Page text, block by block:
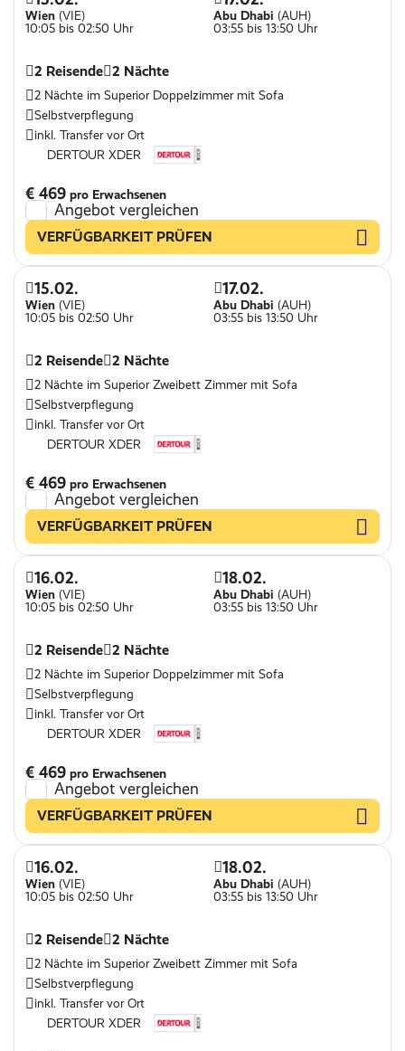
Wien (VIE)
10:05 bis 02:50 Uhr
Abu Dhabi (AUH)
03:55 bis 13:50 Uhr
2 Reisende 2 Nächte
2 Nächte im Superior Doppelzimmer mit Sofa
Selbstverpflegung
inkl. Transfer vor Ort
DERTOUR XDER
€ 469 pro Erwachsenen
Angebot vergleichen
VERFÜGBARKEIT PRÜFEN
15.02.
Wien (VIE)
10:05 bis 02:50 Uhr
17.02.
Abu Dhabi (AUH)
03:55 bis 13:50 Uhr
2 Reisende 2 Nächte
2 Nächte im Superior Zweibett Zimmer mit Sofa
Selbstverpflegung
inkl. Transfer vor Ort
DERTOUR XDER
€ 469 pro Erwachsenen
Angebot vergleichen
VERFÜGBARKEIT PRÜFEN
16.02.
Wien (VIE)
10:05 bis 02:50 Uhr
18.02.
Abu Dhabi (AUH)
03:55 bis 13:50 Uhr
2 Reisende 2 Nächte
2 Nächte im Superior Doppelzimmer mit Sofa
Selbstverpflegung
inkl. Transfer vor Ort
DERTOUR XDER
€ 469 pro Erwachsenen
Angebot vergleichen
VERFÜGBARKEIT PRÜFEN
16.02.
Wien (VIE)
10:05 bis 02:50 Uhr
18.02.
Abu Dhabi (AUH)
03:55 bis 13:50 Uhr
2 Reisende 2 Nächte
2 Nächte im Superior Zweibett Zimmer mit Sofa
Selbstverpflegung
inkl. Transfer vor Ort
DERTOUR XDER